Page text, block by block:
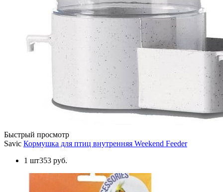
Быстрый просмотр
Savic Кормушка для птиц внутренняя Weekend Feeder
1 шт353 руб.